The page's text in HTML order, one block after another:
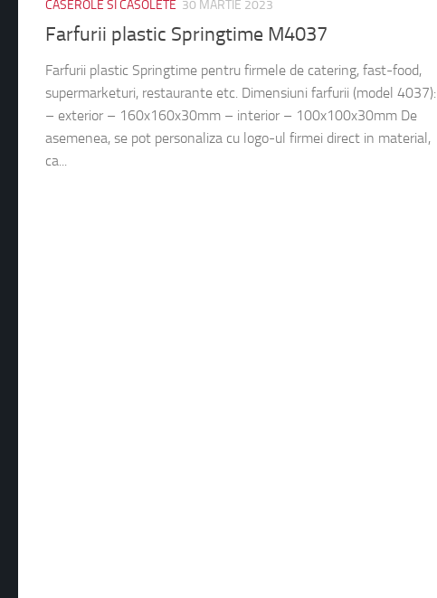
CASEROLE SI CASOLETE 30 MARTIE 2023
Farfurii plastic Springtime M4037
Farfurii plastic Springtime pentru firmele de catering, fast-food,
supermarketuri, restaurante etc. Dimensiuni farfurii (model 4037):
– exterior – 160x160x30mm – interior – 100x100x30mm De
asemenea, se pot personaliza cu logo-ul firmei direct in material,
ca...